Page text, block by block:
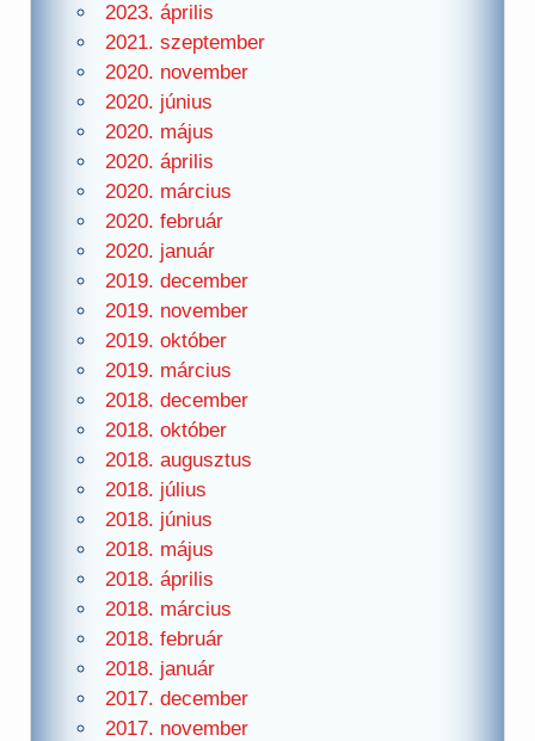
2023. április
2021. szeptember
2020. november
2020. június
2020. május
2020. április
2020. március
2020. február
2020. január
2019. december
2019. november
2019. október
2019. március
2018. december
2018. október
2018. augusztus
2018. július
2018. június
2018. május
2018. április
2018. március
2018. február
2018. január
2017. december
2017. november